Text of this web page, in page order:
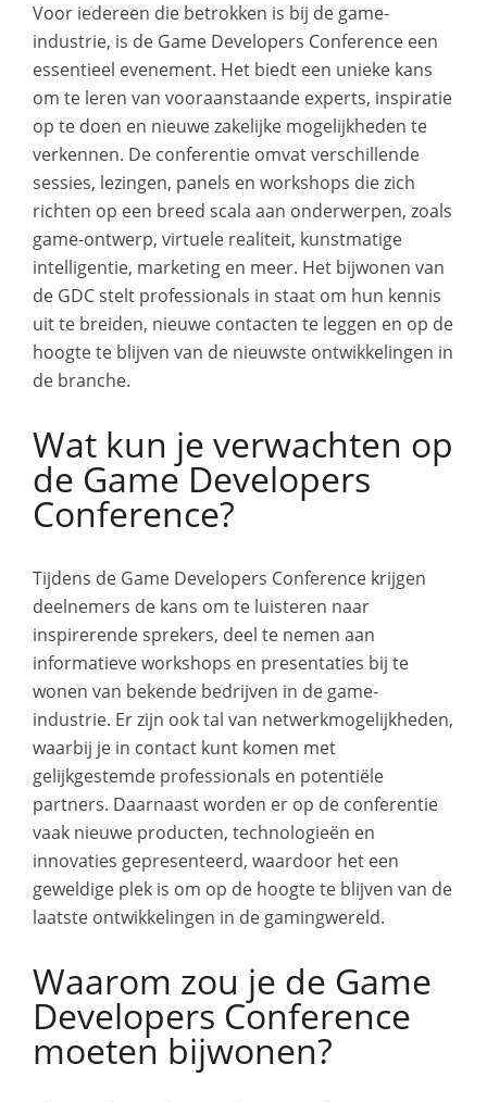
Voor iedereen die betrokken is bij de game-
industrie, is de Game Developers Conference een
essentieel evenement. Het biedt een unieke kans
om te leren van vooraanstaande experts, inspiratie
op te doen en nieuwe zakelijke mogelijkheden te
verkennen. De conferentie omvat verschillende
sessies, lezingen, panels en workshops die zich
richten op een breed scala aan onderwerpen, zoals
game-ontwerp, virtuele realiteit, kunstmatige
intelligentie, marketing en meer. Het bijwonen van
de GDC stelt professionals in staat om hun kennis
uit te breiden, nieuwe contacten te leggen en op de
hoogte te blijven van de nieuwste ontwikkelingen in
de branche.
Wat kun je verwachten op
de Game Developers
Conference?
Tijdens de Game Developers Conference krijgen
deelnemers de kans om te luisteren naar
inspirerende sprekers, deel te nemen aan
informatieve workshops en presentaties bij te
wonen van bekende bedrijven in de game-
industrie. Er zijn ook tal van netwerkmogelijkheden,
waarbij je in contact kunt komen met
gelijkgestemde professionals en potentiële
partners. Daarnaast worden er op de conferentie
vaak nieuwe producten, technologieën en
innovaties gepresenteerd, waardoor het een
geweldige plek is om op de hoogte te blijven van de
laatste ontwikkelingen in de gamingwereld.
Waarom zou je de Game
Developers Conference
moeten bijwonen?